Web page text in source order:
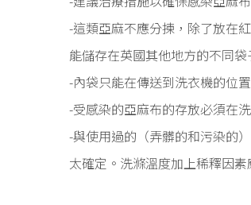
-這類亞麻不應分揀，除了放在
能儲存在英國其他地方的不同
-內袋只能在傳送到洗衣機的位
-受感染的亞麻布的存放必須在
-與使用過的（弄髒的和污染的
太確定。洗滌溫度加上稀釋因